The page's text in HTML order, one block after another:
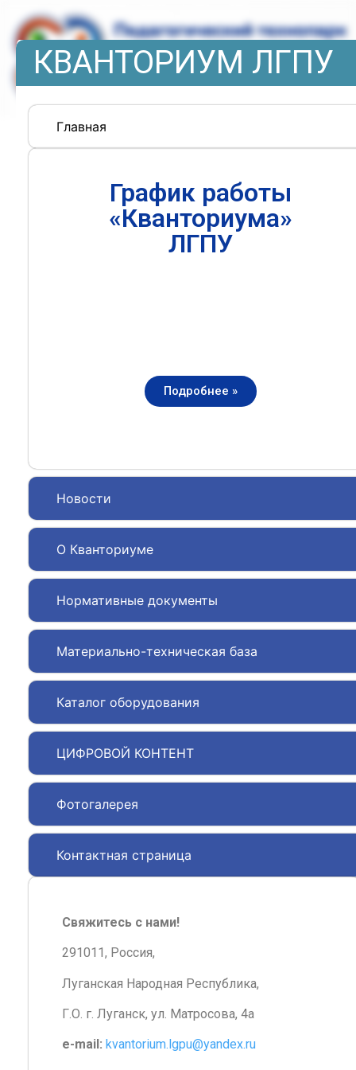
КВАНТОРИУМ ЛГПУ
Главная
Новости
О Кванториуме
Нормативные документы
Материально-техническая база
Каталог оборудования
ЦИФРОВОЙ КОНТЕНТ
Фотогалерея
Контактная страница
График работы
«Кванториума»
ЛГПУ
Подробнее »
Свяжитесь с нами!
291011, Россия,
Луганская Народная Республика,
Г.О. г. Луганск, ул. Матросова, 4а
e-mail: kvantorium.lgpu@yandex.ru